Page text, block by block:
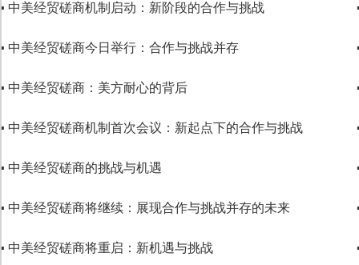
▪ 中美经贸磋商机制启动：新阶段的合作与挑战
▪ 中美经贸磋商今日举行：合作与挑战并存
▪ 中美经贸磋商：美方耐心的背后
▪ 中美经贸磋商机制首次会议：新起点下的合作与挑战
▪ 中美经贸磋商的挑战与机遇
▪ 中美经贸磋商将继续：展现合作与挑战并存的未来
▪ 中美经贸磋商将重启：新机遇与挑战